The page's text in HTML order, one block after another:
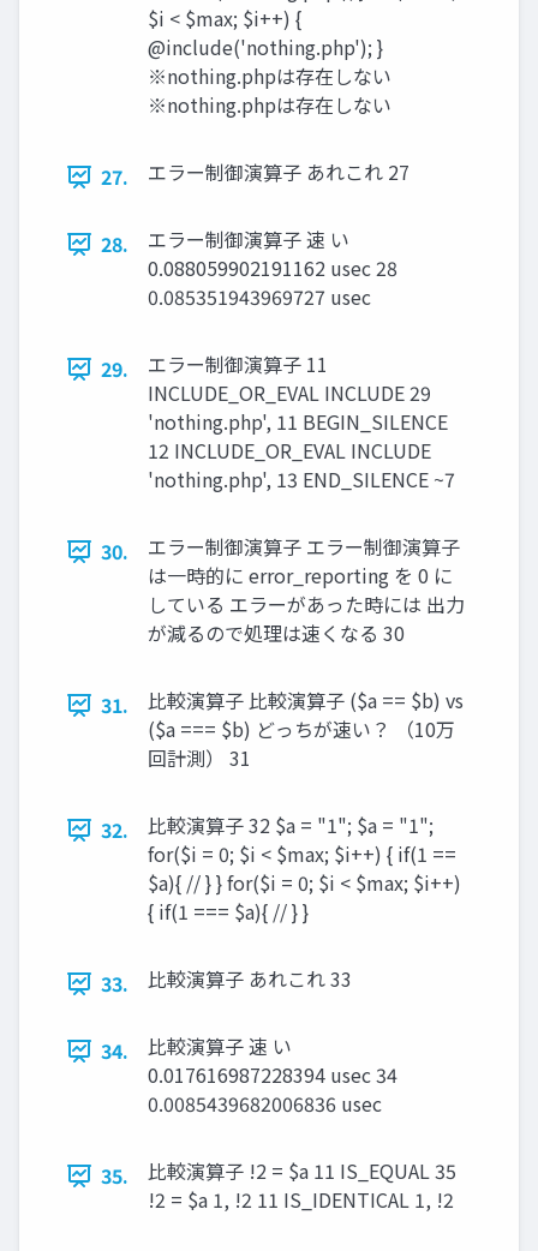
$i < $max; $i++) {
@include('nothing.php'); }
※nothing.phpは存在しない
※nothing.phpは存在しない
27. エラー制御演算子 あれこれ 27
28.
エラー制御演算子 速 い
0.088059902191162 usec 28
0.085351943969727 usec
29.
エラー制御演算子 11
INCLUDE_OR_EVAL INCLUDE 29
'nothing.php', 11 BEGIN_SILENCE
12 INCLUDE_OR_EVAL INCLUDE
'nothing.php', 13 END_SILENCE ~7
30.
エラー制御演算子 エラー制御演算子
は一時的に error_reporting を 0 に
している エラーがあった時には 出力
が減るので処理は速くなる 30
31.
比較演算子 比較演算子 ($a == $b) vs
($a === $b) どっちが速い？ （10万
回計測） 31
32.
比較演算子 32 $a = "1"; $a = "1";
for($i = 0; $i < $max; $i++) { if(1 ==
$a){ // } } for($i = 0; $i < $max; $i++)
{ if(1 === $a){ // } }
33. 比較演算子 あれこれ 33
34.
比較演算子 速 い
0.017616987228394 usec 34
0.0085439682006836 usec
35.
比較演算子 !2 = $a 11 IS_EQUAL 35
!2 = $a 1, !2 11 IS_IDENTICAL 1, !2